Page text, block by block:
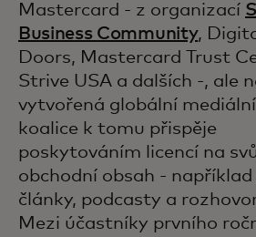
Mastercard - z organizací
Business Community,
Doors, Mastercard Trust
Strive USA a dalších -, ale
vytvořená globální mediální
koalice k tomu přispěje
poskytováním licencí na
obchodní obsah - například
články, podcasty a
Mezi účastníky prvního